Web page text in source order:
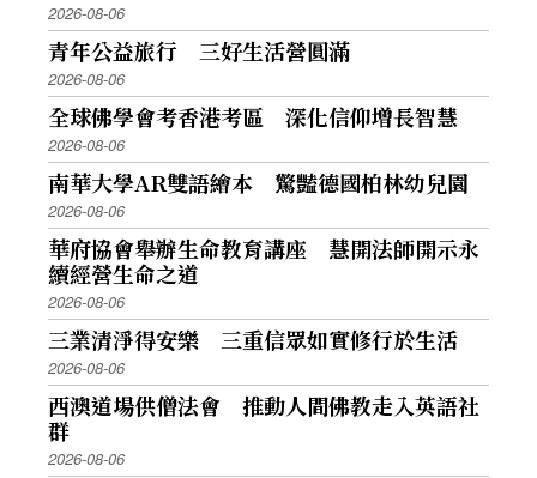
2026-08-06
青年公益旅行 三好生活營圓滿
2026-08-06
全球佛學會考香港考區 深化信仰增長智慧
2026-08-06
南華大學AR雙語繪本 驚豔德國柏林幼兒園
2026-08-06
華府協會舉辦生命教育講座 慧開法師開示永
續經營生命之道
2026-08-06
三業清淨得安樂 三重信眾如實修行於生活
2026-08-06
西澳道場供僧法會 推動人間佛教走入英語社
群
2026-08-06